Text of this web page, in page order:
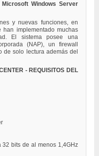
Windows Server
y nuevas funciones, en
implementado muchas
El sistema posee una
(NAP), un firewall
de solo lectura además del
- REQUISITOS DEL
32 bits de al menos 1,4GHz